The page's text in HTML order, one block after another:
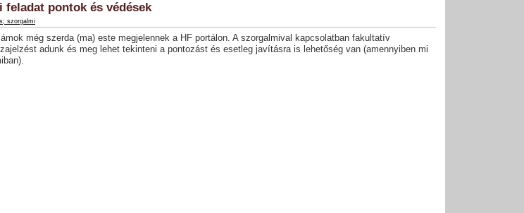
feladat pontok és védések
szorgalmi
még szerda (ma) este megjelennek a HF portálon. A szorgalmival kapcsolatban fakultatív
adunk és meg lehet tekinteni a pontozást és esetleg javításra is lehetőség van (amennyiben mi